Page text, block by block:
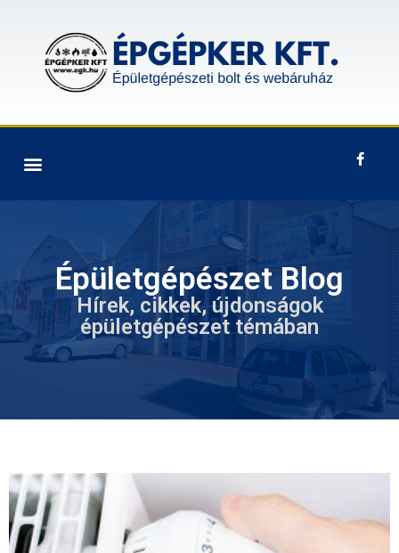
Épületgépészet Blog
Hírek, cikkek, újdonságok
épületgépészet témában